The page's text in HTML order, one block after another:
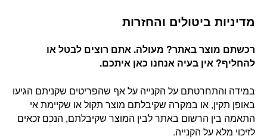
מדיניות ביטולים והחזרות
רכשתם מוצר באתר? מעולה. אתם רוצים לבטל או
להחליף? אין בעיה אנחנו כאן איתכם.
במידה והתחרטתם על הקנייה על אף שהפריטים שקניתם הגיעו
באופן תקין, או במקרה שקיבלתם מוצר תקול או שקיימת אי
התאמה בין הרשום באתר לבין המוצר שקיבלתם, הנכם זכאים
לזיכוי מלא על הקנייה.